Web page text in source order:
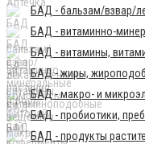
БАД - бальзам/взвар/
БАД - витаминно-
БАД - витамины,
БАД - жиры,
БАД - макро- и
БАД - пробиотики,
БАД - продукты